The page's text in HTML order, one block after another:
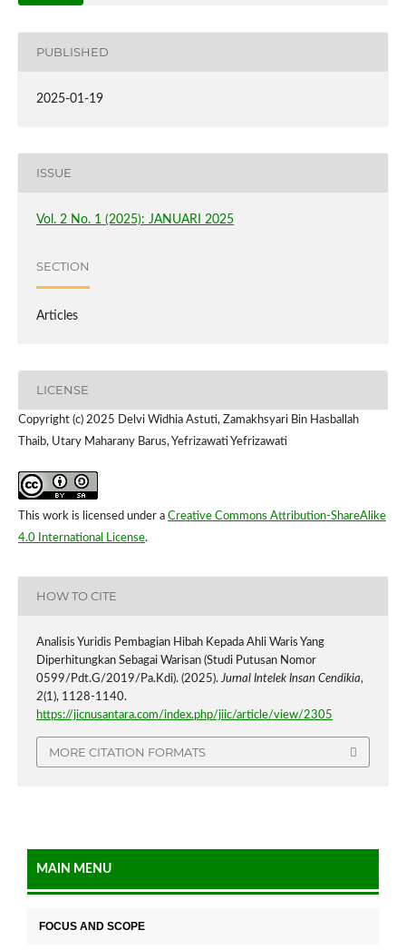
PUBLISHED
2025-01-19
ISSUE
Vol. 2 No. 1 (2025): JANUARI 2025
SECTION
Articles
LICENSE
Copyright (c) 2025 Delvi Widhia Astuti, Zamakhsyari Bin Hasballah
Thaib, Utary Maharany Barus, Yefrizawati Yefrizawati
This work is licensed under a Creative Commons Attribution-ShareAlike
4.0 International License.
HOW TO CITE
Analisis Yuridis Pembagian Hibah Kepada Ahli Waris Yang
Diperhitungkan Sebagai Warisan (Studi Putusan Nomor
0599/Pdt.G/2019/Pa.Kdi). (2025).Jurnal Intelek Insan Cendikia,
2(1), 1128-1140.
https://jicnusantara.com/index.php/jiic/article/view/2305
MORE CITATION FORMATS
MAIN MENU
FOCUS AND SCOPE